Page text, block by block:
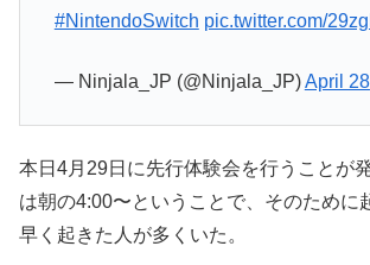
#NintendoSwitch pic.twitter.com/
— Ninjala_JP (@Ninjala_JP)April
本日4月29日に先行体験会を行うことが
は朝の4:00〜ということで、そのために
早く起きた人が多くいた。